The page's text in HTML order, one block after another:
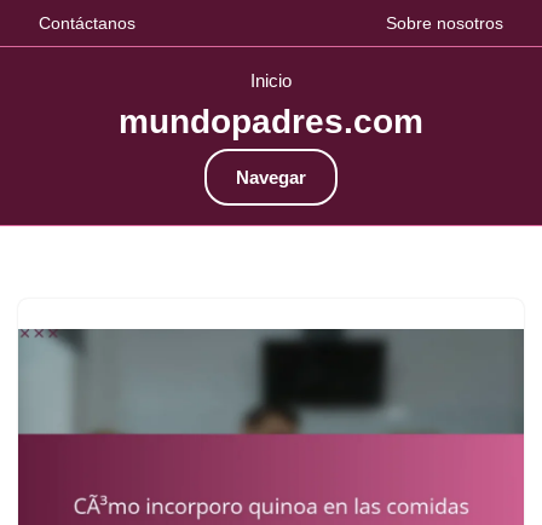
Contáctanos Sobre nosotros
Inicio
mundopadres.com
Navegar